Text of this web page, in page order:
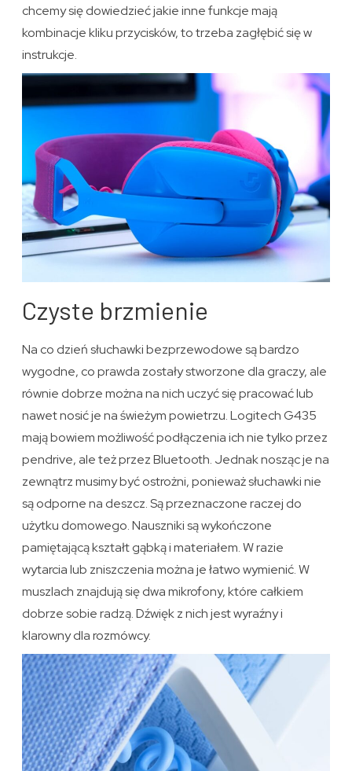
chcemy się dowiedzieć jakie inne funkcje mają
kombinacje kliku przycisków, to trzeba zagłębić się w
instrukcje.
Czyste brzmienie
Na co dzień słuchawki bezprzewodowe są bardzo
wygodne, co prawda zostały stworzone dla graczy, ale
równie dobrze można na nich uczyć się pracować lub
nawet nosić je na świeżym powietrzu. Logitech G435
mają bowiem możliwość podłączenia ich nie tylko przez
pendrive, ale też przez Bluetooth. Jednak nosząc je na
zewnątrz musimy być ostrożni, ponieważ słuchawki nie
są odporne na deszcz. Są przeznaczone raczej do
użytku domowego. Nauszniki są wykończone
pamiętającą kształt gąbką i materiałem. W razie
wytarcia lub zniszczenia można je łatwo wymienić. W
muszlach znajdują się dwa mikrofony, które całkiem
dobrze sobie radzą. Dźwięk z nich jest wyraźny i
klarowny dla rozmówcy.